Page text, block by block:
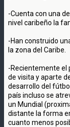
-Cuenta con una
nivel caribeño la
-Han construido
la zona del Caribe.
-Recientemente el
de visita y aparte
desarrollo del
país incluso se
un Mundial
distante la forma
cuanto menos